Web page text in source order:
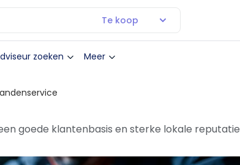
Te koop
zoeken Meer
goede klantenbasis en sterke lokale reputatie